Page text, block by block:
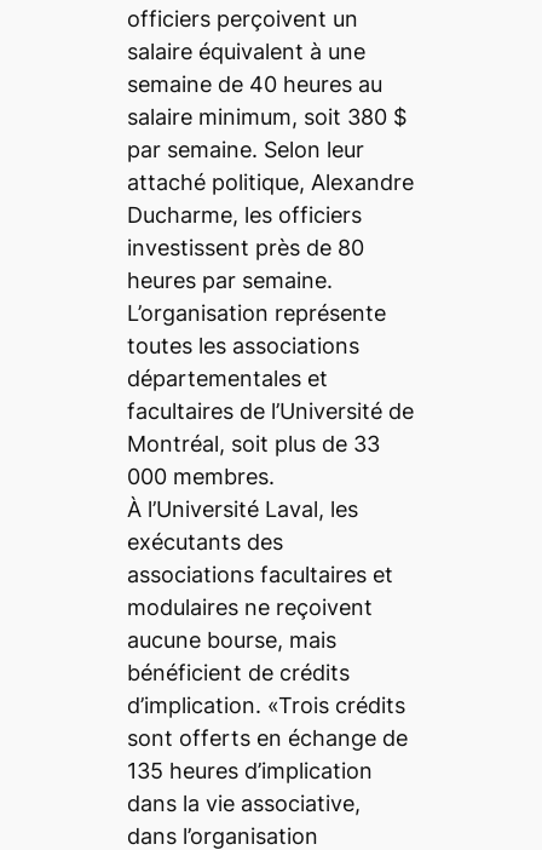
officiers perçoivent un
salaire équivalent à une
semaine de 40 heures au
salaire minimum, soit 380 $
par semaine. Selon leur
attaché politique, Alexandre
Ducharme, les officiers
investissent près de 80
heures par semaine.
L’organisation représente
toutes les associations
départementales et
facultaires de l’Université de
Montréal, soit plus de 33
000 membres.
À l’Université Laval, les
exécutants des
associations facultaires et
modulaires ne reçoivent
aucune bourse, mais
bénéficient de crédits
d’implication. «Trois crédits
sont offerts en échange de
135 heures d’implication
dans la vie associative,
dans l’organisation